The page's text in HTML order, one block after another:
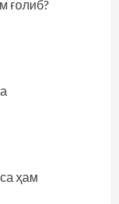
ғолиб?
ҳам